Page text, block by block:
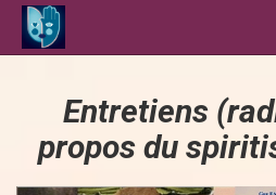
Entretiens
propos du